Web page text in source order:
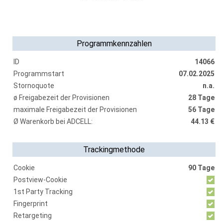
Programmkennzahlen
ID
14066
Programmstart
07.02.2025
Stornoquote
n.a.
ø Freigabezeit der Provisionen
28 Tage
maximale Freigabezeit der Provisionen
56 Tage
Ø Warenkorb bei ADCELL:
44.13 €
Trackingmethode
Cookie
90 Tage
Postview-Cookie
1st Party Tracking
Fingerprint
Retargeting